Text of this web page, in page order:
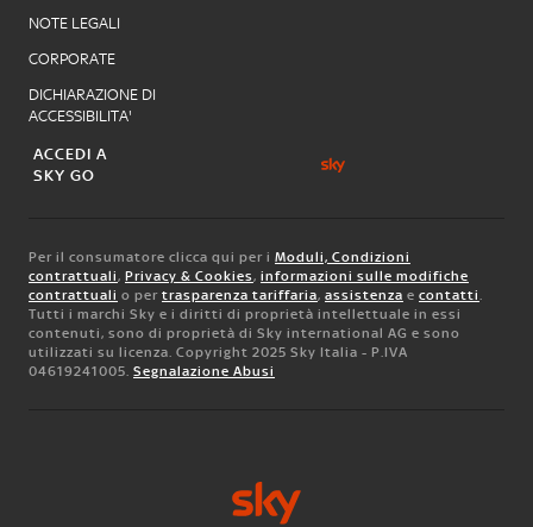
NOTE LEGALI
CORPORATE
DICHIARAZIONE DI
ACCESSIBILITA'
ACCEDI A
SKY GO
Per il consumatore clicca qui per i Moduli, Condizioni
contrattuali, Privacy & Cookies, informazioni sulle modifiche
contrattuali o per trasparenza tariffaria, assistenza e contatti.
Tutti i marchi Sky e i diritti di proprietà intellettuale in essi
contenuti, sono di proprietà di Sky international AG e sono
utilizzati su licenza. Copyright 2025 Sky Italia - P.IVA
04619241005. Segnalazione Abusi